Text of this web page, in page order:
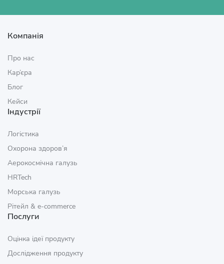
Компанія
Про нас
Кар’єра
Блог
Кейси
Індустрії
Логістика
Охорона здоров’я
Аерокосмічна галузь
HRTech
Морська галузь
Рітейл & e‑commerce
Послуги
Оцінка ідеї продукту
Дослідження продукту